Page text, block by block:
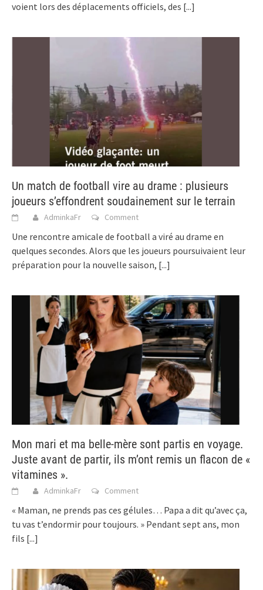
voient lors des déplacements officiels, des [...]
Un match de football vire au drame : plusieurs
joueurs s’effondrent soudainement sur le terrain
AdminkaFr Comment
Une rencontre amicale de football a viré au drame en
quelques secondes. Alors que les joueurs poursuivaient leur
préparation pour la nouvelle saison, [...]
Mon mari et ma belle-mère sont partis en voyage.
Juste avant de partir, ils m’ont remis un flacon de «
vitamines ».
AdminkaFr Comment
« Maman, ne prends pas ces gélules… Papa a dit qu’avec ça,
tu vas t’endormir pour toujours. » Pendant sept ans, mon
fils [...]